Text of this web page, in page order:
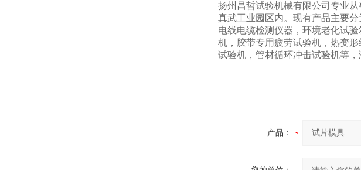
扬州昌哲试验机械有限公司专业
真武工业园区内。现有产品主要
电线电缆检测仪器，环境老化试
机，胶带专用疲劳试验机，热变
试验机，管材循环冲击试验机等
产品：